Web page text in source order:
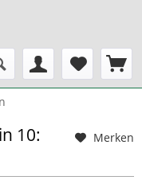
Merken
10: